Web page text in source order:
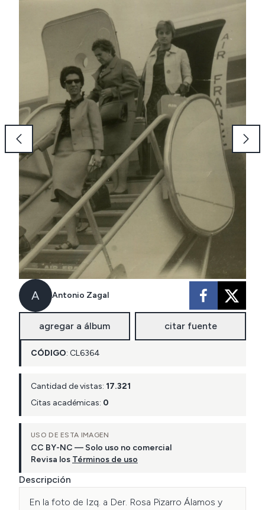
A Antonio Zagal
agregar a álbum citar fuente
CÓDIGO: CL6364
Cantidad de vistas: 17.321
Citas académicas: 0
USO DE ESTA IMAGEN
CC BY-NC — Solo uso no comercial
Revisa los Términos de uso
Descripción
En la foto de Izq. a Der. Rosa Pizarro Álamos y